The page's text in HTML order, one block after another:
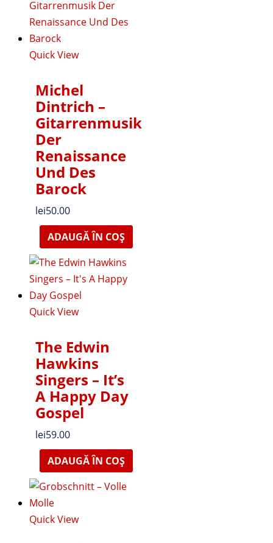
Quick View
Michel
Dintrich –
Gitarrenmusik
Der
Renaissance
Und Des
Barock
lei50.00
ADAUGĂ ÎN COȘ
Quick View
The Edwin
Hawkins
Singers – It’s
A Happy Day
Gospel
lei59.00
ADAUGĂ ÎN COȘ
Quick View